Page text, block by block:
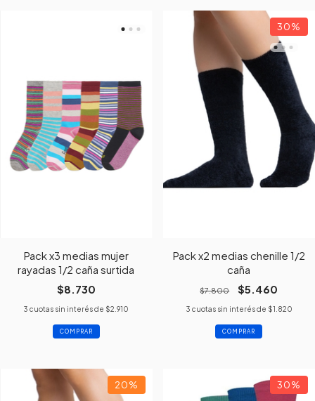
Pack x3 medias mujer
rayadas 1/2 caña surtida
$8.730
3 cuotas sin interés de $2.910
30%
Pack x2 medias chenille 1/2
caña
$7.800 $5.460
3 cuotas sin interés de $1.820
20% 30%